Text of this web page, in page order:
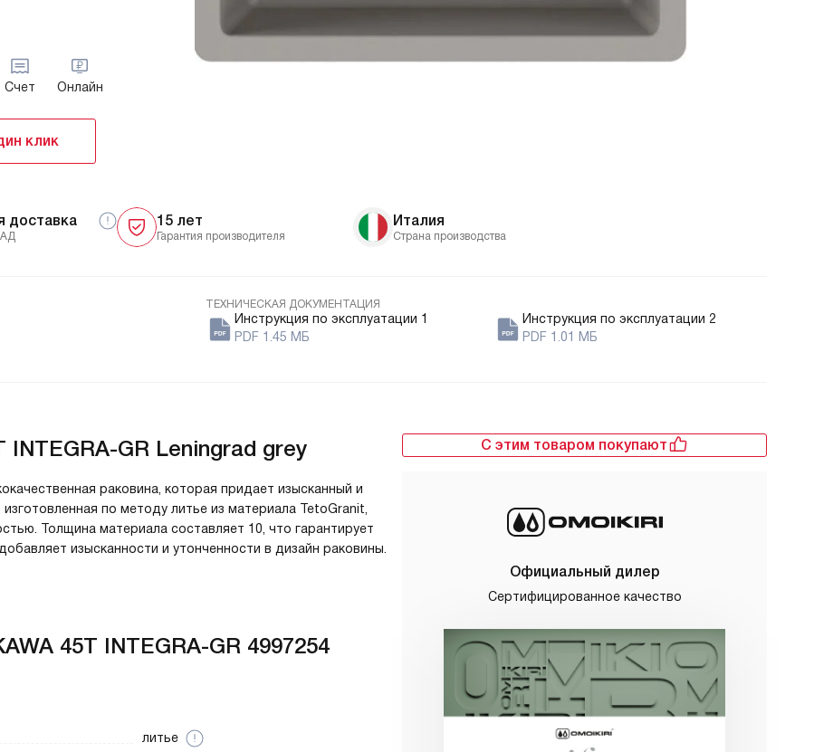
Счет Онлайн
клик
доставка 15 лет
Гарантия производителя
Италия
Страна производства
ТЕХНИЧЕСКАЯ ДОКУМЕНТАЦИЯ
Инструкция по эксплуатации 1
PDF 1.45 МБ
Инструкция по эксплуатации 2
PDF 1.01 МБ
С этим товаром покупают
Официальный дилер
Сертифицированное качество
INTEGRA-GR Leningrad grey
раковина, которая придает изысканный и
по методу литье из материала TetoGranit,
Толщина материала составляет 10, что гарантирует
изысканности и утонченности в дизайн раковины.
45T INTEGRA-GR 4997254
литье